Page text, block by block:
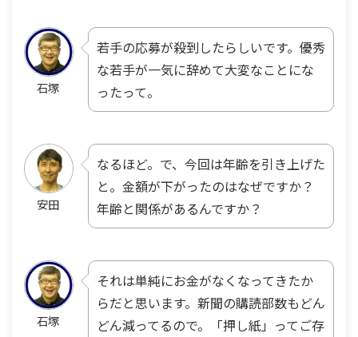
石塚
若手の応募が殺到したらしいです。優秀
な若手が一気に辞めて大変なことにな
ったって。
安田
なるほど。で、今回は年齢を引き上げた
と。金額が下がったのはなぜですか？
年齢と関係があるんですか？
石塚
それは単純にお金がなくなってきたか
らだと思います。新聞の購読部数もどん
どん減ってるので。「押し紙」ってご存